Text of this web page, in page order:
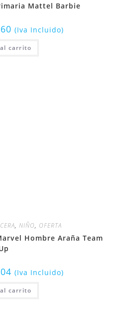
Mattel Barbie
(Iva Incluido)
carrito
, NIÑO, OFERTA
Hombre Araña Team
(Iva Incluido)
carrito